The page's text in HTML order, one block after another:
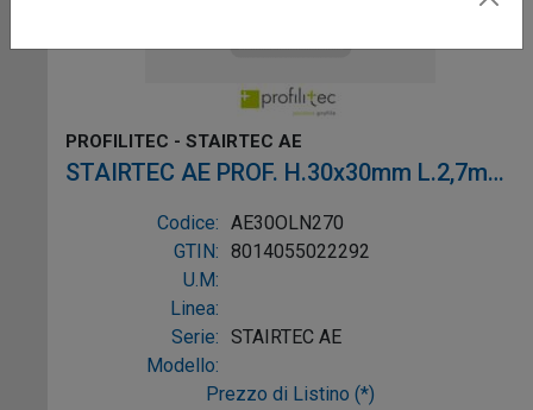
PROFILITEC - STAIRTEC AE
STAIRTEC AE PROF. H.30x30mm L.2,7m
OTT. LUC.
Codice: AE30OLN270
GTIN: 8014055022292
U.M:
Linea:
Serie: STAIRTEC AE
Modello:
Prezzo di Listino (*)